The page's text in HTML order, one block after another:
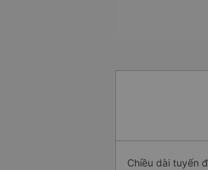
Chiều dài tuyến